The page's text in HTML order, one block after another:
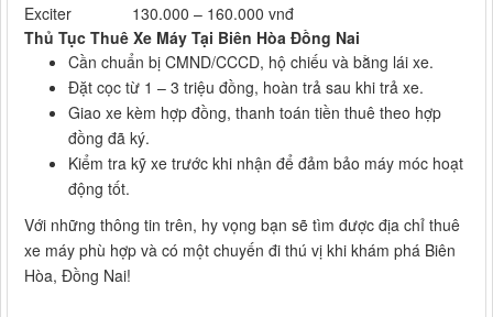
Exciter
130.000 – 160.000 vnđ
Thủ Tục Thuê Xe Máy Tại Biên Hòa Đồng Nai
Cần chuẩn bị CMND/CCCD, hộ chiếu và bằng lái xe.
Đặt cọc từ 1 – 3 triệu đồng, hoàn trả sau khi trả xe.
Giao xe kèm hợp đồng, thanh toán tiền thuê theo hợp
đồng đã ký.
Kiểm tra kỹ xe trước khi nhận để đảm bảo máy móc hoạt
động tốt.
Với những thông tin trên, hy vọng bạn sẽ tìm được địa chỉ thuê
xe máy phù hợp và có một chuyến đi thú vị khi khám phá Biên
Hòa, Đồng Nai!